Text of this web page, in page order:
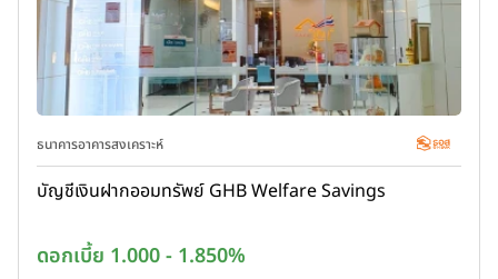
ธนาคารอาคารสงเคราะห์
บัญชีเงินฝากออมทรัพย์ GHB Welfare Savings
ดอกเบี้ย 1.000 - 1.850%